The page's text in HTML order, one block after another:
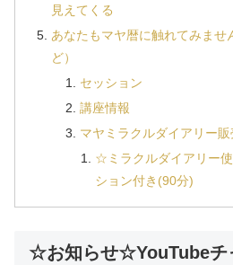
見えてくる
あなたもマヤ暦に触れてみませ
ど）
セッション
講座情報
マヤミラクルダイアリー販
☆ミラクルダイアリー
ション付き(90分)
☆お知らせ☆YouTubeチ